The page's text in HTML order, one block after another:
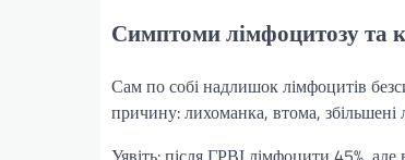
Симптоми лімфоцитозу та
Сам по собі надлишок лімфоцитів
причину: лихоманка, втома,